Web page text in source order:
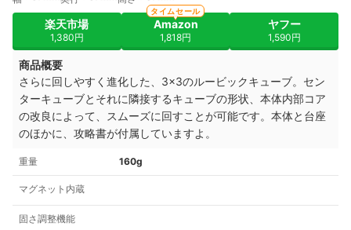
楽天市場
1,380円
Amazon
1,818円
タイムセール
ヤフー
1,590円
商品概要
さらに回しやすく進化した、3×3のルービックキューブ。セン
ターキューブとそれに隣接するキューブの形状、本体内部コア
の改良によって、スムーズに回すことが可能です。本体と台座
のほかに、攻略書が付属していますよ。
重量 160g
マグネット内蔵
固さ調整機能